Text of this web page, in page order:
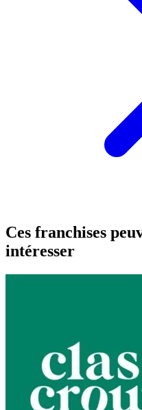
Ces franchises
intéresser